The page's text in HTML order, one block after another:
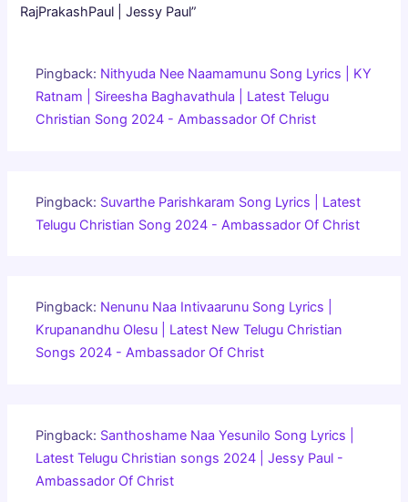
RajPrakashPaul | Jessy Paul”
Pingback: Nithyuda Nee Naamamunu Song Lyrics | KY
Ratnam | Sireesha Baghavathula | Latest Telugu
Christian Song 2024 - Ambassador Of Christ
Pingback: Suvarthe Parishkaram Song Lyrics | Latest
Telugu Christian Song 2024 - Ambassador Of Christ
Pingback: Nenunu Naa Intivaarunu Song Lyrics |
Krupanandhu Olesu | Latest New Telugu Christian
Songs 2024 - Ambassador Of Christ
Pingback: Santhoshame Naa Yesunilo Song Lyrics |
Latest Telugu Christian songs 2024 | Jessy Paul -
Ambassador Of Christ